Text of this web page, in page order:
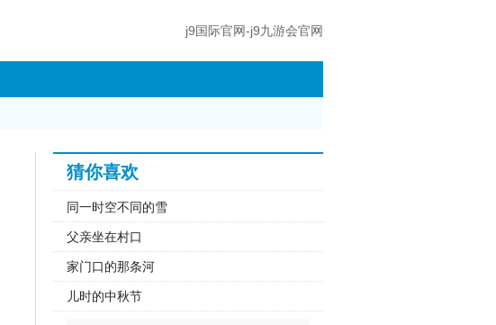
j9国际官网-j9九游会官网
猜你喜欢
同一时空不同的雪
父亲坐在村口
家门口的那条河
儿时的中秋节